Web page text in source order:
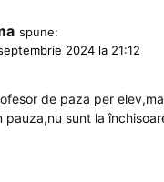
spune:
2024 la 21:12
de paza per
pauza,nu sunt la